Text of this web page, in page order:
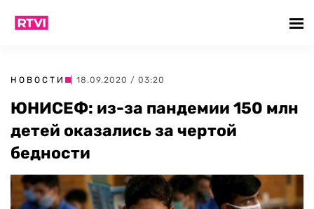
НОВОСТИ | 18.09.2020 / 03:20
ЮНИСЕФ: из-за пандемии 150 млн
детей оказались за чертой
бедности